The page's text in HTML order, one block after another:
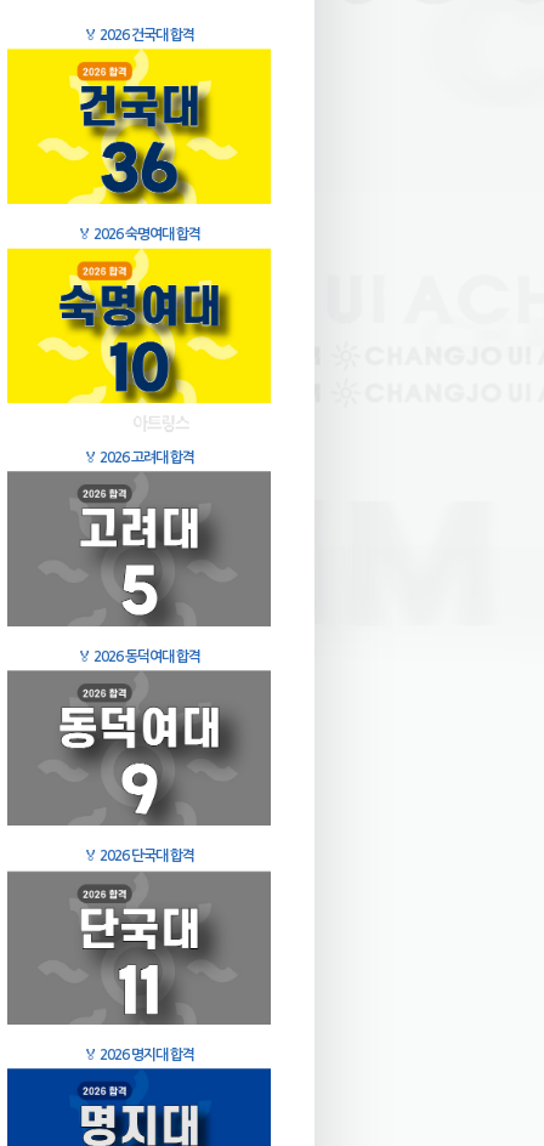
🏅 2026 건국대 합격
🏅 2026 숙명여대 합격
🏅 2026 고려대 합격
🏅 2026 동덕여대 합격
🏅 2026 단국대 합격
🏅 2026 명지대 합격